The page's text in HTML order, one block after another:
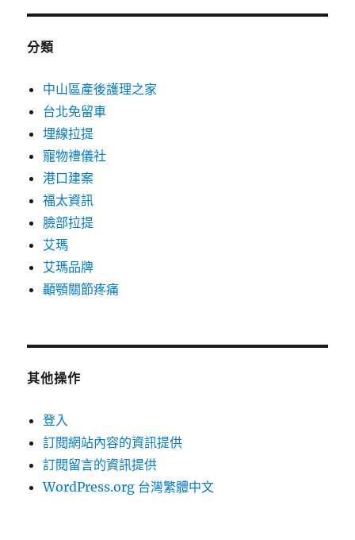
分類
中山區產後護理之家
台北免留車
埋線拉提
寵物禮儀社
港口建案
福太資訊
臉部拉提
艾瑪
艾瑪品牌
顳顎關節疼痛
其他操作
登入
訂閱網站內容的資訊提供
訂閱留言的資訊提供
WordPress.org 台灣繁體中文